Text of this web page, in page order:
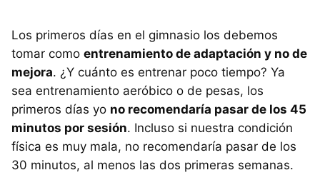
Los primeros días en el gimnasio los debemos
tomar como entrenamiento de adaptación y no de
mejora. ¿Y cuánto es entrenar poco tiempo? Ya
sea entrenamiento aeróbico o de pesas, los
primeros días yo no recomendaría pasar de los 45
minutos por sesión. Incluso si nuestra condición
física es muy mala, no recomendaría pasar de los
30 minutos, al menos las dos primeras semanas.